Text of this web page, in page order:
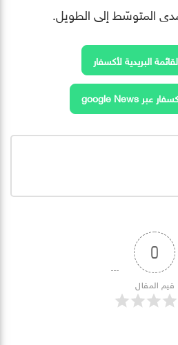
المتوسّط ​​إلى الطويل.
البريدية لأكسفار
0
قيم المقال